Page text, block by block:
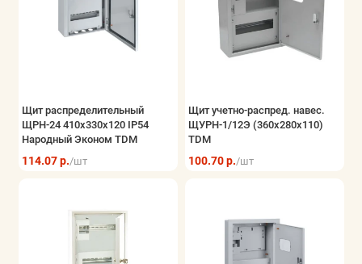
Щит распределительный
ЩРН-24 410х330х120 IP54
Народный Эконом TDM
114.07 р./шт
Щит учетно-распред. навес.
ЩУРН-1/12Э (360х280х110)
TDM
100.70 р./шт